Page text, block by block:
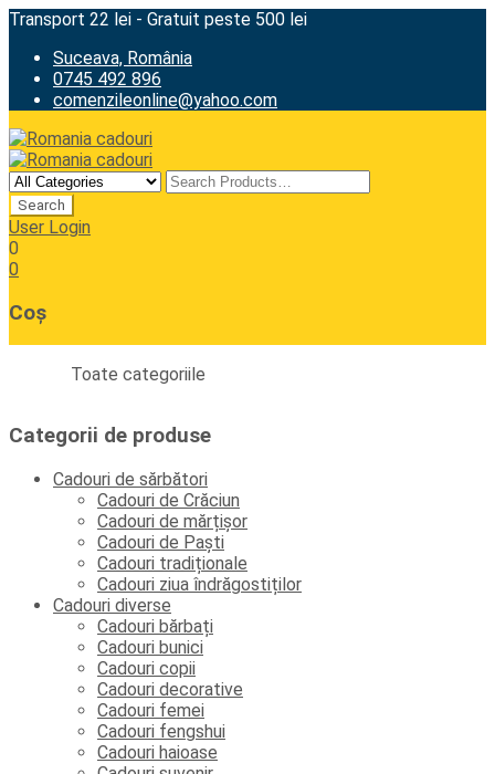
Transport 22 lei - Gratuit peste 500 lei
Suceava, România
0745 492 896
comenzileonline@yahoo.com
User Login
0
0
Coș
Toate categoriile
Categorii de produse
Cadouri de sărbători
Cadouri de Crăciun
Cadouri de mărțișor
Cadouri de Paști
Cadouri tradiționale
Cadouri ziua îndrăgostiților
Cadouri diverse
Cadouri bărbați
Cadouri bunici
Cadouri copii
Cadouri decorative
Cadouri femei
Cadouri fengshui
Cadouri haioase